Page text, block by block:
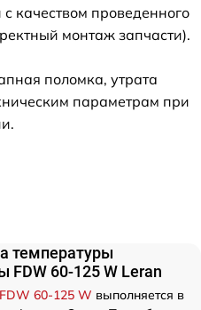
качеством проведенного
монтаж запчасти).
поломка, утрата
параметрам при
температуры
60-125 W Leran
60-125 W выполняется в